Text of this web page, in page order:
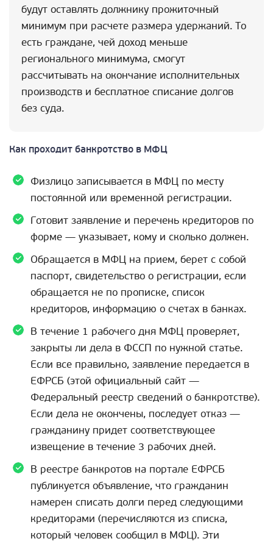
будут оставлять должнику прожиточный
минимум при расчете размера удержаний. То
есть граждане, чей доход меньше
регионального минимума, смогут
рассчитывать на окончание исполнительных
производств и бесплатное списание долгов
без суда.
Как проходит банкротство в МФЦ
Физлицо записывается в МФЦ по месту
постоянной или временной регистрации.
Готовит заявление и перечень кредиторов по
форме — указывает, кому и сколько должен.
Обращается в МФЦ на прием, берет с собой
паспорт, свидетельство о регистрации, если
обращается не по прописке, список
кредиторов, информацию о счетах в банках.
В течение 1 рабочего дня МФЦ проверяет,
закрыты ли дела в ФССП по нужной статье.
Если все правильно, заявление передается в
ЕФРСБ (этой официальный сайт —
Федеральный реестр сведений о банкротстве).
Если дела не окончены, последует отказ —
гражданину придет соответствующее
извещение в течение 3 рабочих дней.
В реестре банкротов на портале ЕФРСБ
публикуется объявление, что гражданин
намерен списать долги перед следующими
кредиторами (перечисляются из списка,
который человек сообщил в МФЦ). Эти